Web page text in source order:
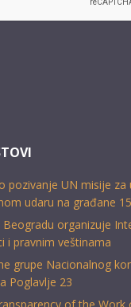
pozivanje UN misije za
udaru na građane
organizuje
i pravnim veštinama
grupe Nacionalnog
Poglavlje 23